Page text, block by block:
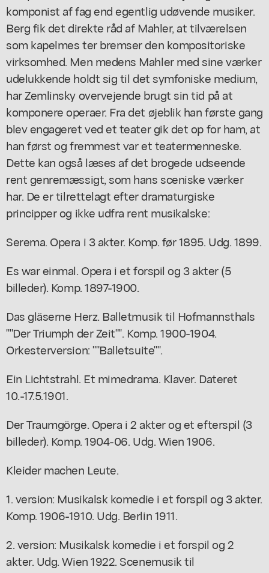
komponist af fag end egentlig udøvende musiker.
Berg fik det direkte råd af Mahler, at tilværelsen
som kapelmes ter bremser den kompositoriske
virksomhed. Men medens Mahler med sine værker
udelukkende holdt sig til det symfoniske medium,
har Zemlinsky overvejende brugt sin tid på at
komponere operaer. Fra det øjeblik han første gang
blev engageret ved et teater gik det op for ham, at
han først og fremmest var et teatermenneske.
Dette kan også læses af det brogede udseende
rent genremæssigt, som hans sceniske værker
har. De er tilrettelagt efter dramaturgiske
principper og ikke udfra rent musikalske:
Serema. Opera i 3 akter. Komp. før 1895. Udg. 1899.
Es war einmal. Opera i et forspil og 3 akter (5
billeder). Komp. 1897-1900.
Das gläserne Herz. Balletmusik til Hofmannsthals
""Der Triumph der Zeit"". Komp. 1900-1904.
Orkesterversion: ""Balletsuite"".
Ein Lichtstrahl. Et mimedrama. Klaver. Dateret
10.-17.5.1901.
Der Traumgörge. Opera i 2 akter og et efterspil (3
billeder). Komp. 1904-06. Udg. Wien 1906.
Kleider machen Leute.
1. version: Musikalsk komedie i et forspil og 3 akter.
Komp. 1906-1910. Udg. Berlin 1911.
2. version: Musikalsk komedie i et forspil og 2
akter. Udg. Wien 1922. Scenemusik til